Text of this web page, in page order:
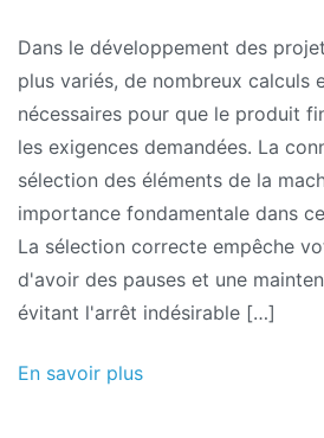
Dans le développement des
plus variés, de nombreux calculs
nécessaires pour que le produit
les exigences demandées. La
sélection des éléments de la
importance fondamentale dans
La sélection correcte empêche
d'avoir des pauses et une
évitant l'arrêt indésirable […]
En savoir plus